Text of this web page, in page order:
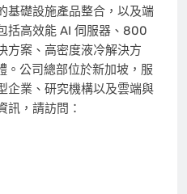
基礎設施產品整合，以及端
括高效能 AI 伺服器、800
方案、高密度液冷解決方
。公司總部位於新加坡，服
企業、研究機構以及雲端與
訊，請訪問：